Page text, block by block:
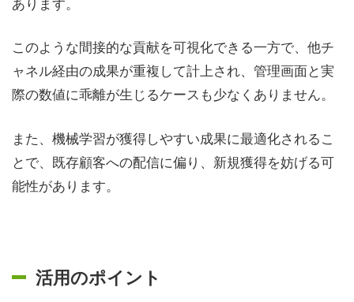
このような間接的な貢献を可視化できる一方で、他チ
ャネル経由の成果が重複して計上され、管理画面と実
際の数値に乖離が生じるケースも少なくありません。
また、機械学習が獲得しやすい成果に最適化されるこ
とで、既存顧客への配信に偏り、新規獲得を妨げる可
能性があります。
活用のポイント